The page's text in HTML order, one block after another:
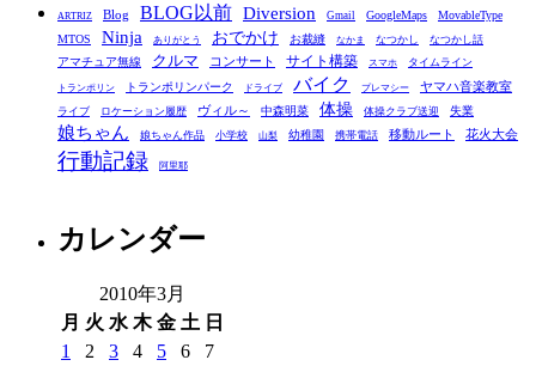
ゴ
リ
ー
ARTRIZ Blog BLOG以前 Diversion Gmail GoogleMaps
MovableType
MTOS
Ninja ありがとう おでかけ お裁縫 なかま なつかし なつかし話
アマチュア無線 クルマ コンサート サイト構築 スマホ タイムライン
トランポリン トランポリンパーク ドライブ バイク プレマシー ヤマハ音楽教室
ライブ ロケーション履歴 ヴィル～ 中森明菜 体操 体操クラブ送迎 失業
娘ちゃん 娘ちゃん作品 小学校 山梨 幼稚園 携帯電話 移動ルート 花火大会
行動記録 阿里耶
カレンダー
2010年3月
月 火 水 木 金 土 日
1
2 3 4 5 6
7